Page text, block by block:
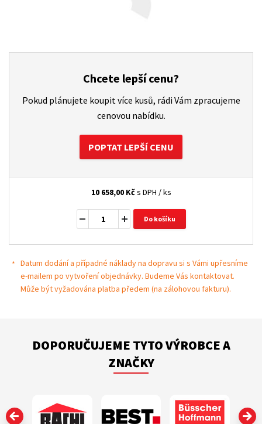
Chcete lepší cenu?
Pokud plánujete koupit více kusů, rádi Vám zpracujeme
cenovou nabídku.
POPTAT LEPŠÍ CENU
10 658,00 Kčs DPH / ks
Do košíku
Datum dodání a případné náklady na dopravu si s Vámi upřesníme
e-mailem po vytvoření objednávky. Budeme Vás kontaktovat.
Může být vyžadována platba předem (na zálohovou fakturu).
DOPORUČUJEME TYTO VÝROBCE A
ZNAČKY
‹